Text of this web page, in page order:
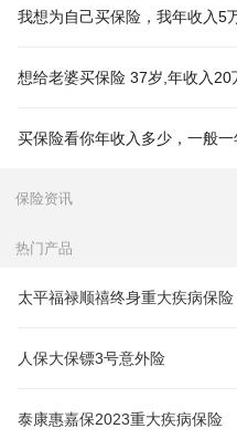
保险资讯
热门产品
太平福禄顺禧终身重大疾病保险
人保大保镖3号意外险
泰康惠嘉保2023重大疾病保险